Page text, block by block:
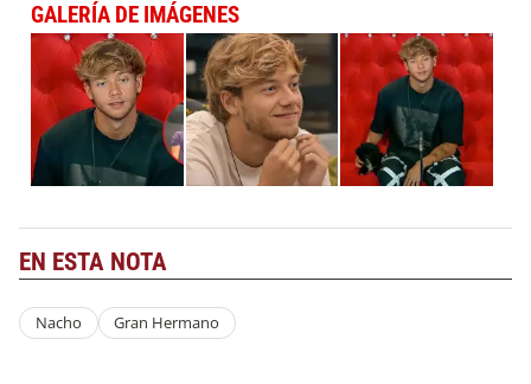
GALERÍA DE IMÁGENES
EN ESTA NOTA
Nacho Gran Hermano